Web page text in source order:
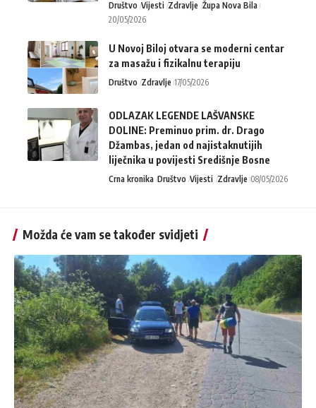
Društvo Vijesti Zdravlje Župa Nova Bila
20/05/2026
U Novoj Biloj otvara se moderni centar
za masažu i fizikalnu terapiju
Društvo Zdravlje 17/05/2026
ODLAZAK LEGENDE LAŠVANSKE
DOLINE: Preminuo prim. dr. Drago
Džambas, jedan od najistaknutijih
liječnika u povijesti Središnje Bosne
Crna kronika Društvo Vijesti Zdravlje 08/05/2026
Možda će vam se također svidjeti